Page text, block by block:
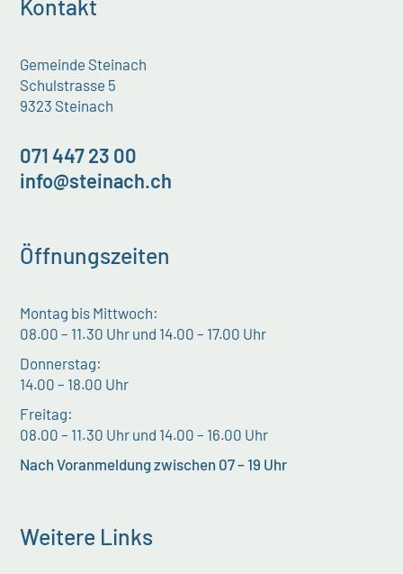
Kontakt
Gemeinde Steinach
Schulstrasse 5
9323 Steinach
071 447 23 00
info@steinach.ch
Öffnungszeiten
Montag bis Mittwoch:
08.00 – 11.30 Uhr und 14.00 – 17.00 Uhr
Donnerstag:
14.00 – 18.00 Uhr
Freitag:
08.00 – 11.30 Uhr und 14.00 – 16.00 Uhr
Nach Voranmeldung zwischen 07 – 19 Uhr
Weitere Links